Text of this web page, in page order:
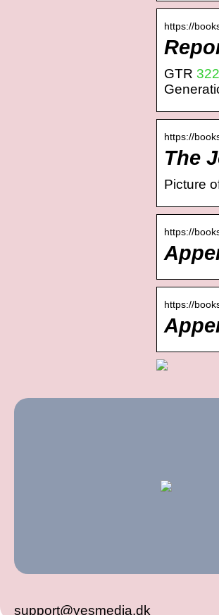
https://
GTR
https://
The
Picture
https://
https://
support@yesmedia.dk